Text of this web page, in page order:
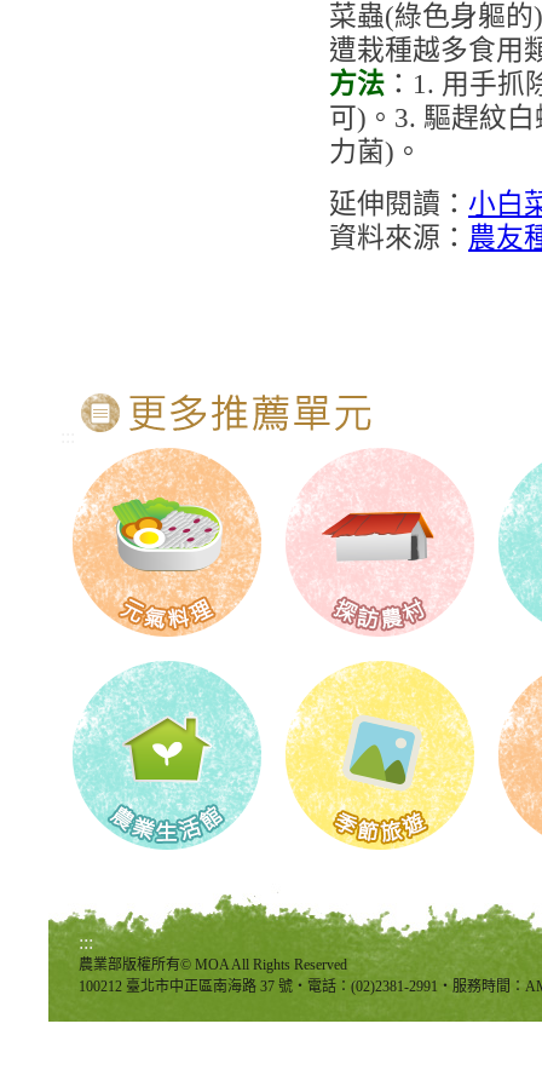
菜蟲(綠色身軀
遭栽種越多食用
方法 ：1. 用手
可)。3. 驅趕紋
力菌)。
延伸閱讀： 小白
資料來源： 農友
:::
農業部版權所有© MOA All Rights Reserved
100212 臺北市中正區南海路 37 號‧電話：(02)2381-2991‧服務時間：